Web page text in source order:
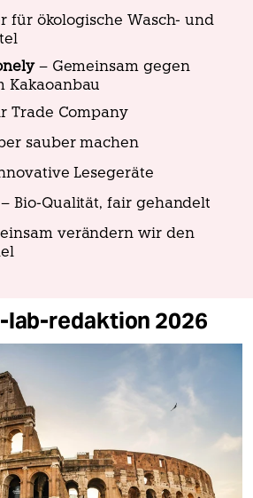
für ökologische Wasch- und
– Gemeinsam gegen
Kakaoanbau
Trade Company
sauber machen
Lesegeräte
– Bio-Qualität, fair gehandelt
verändern wir den
redaktion 2026